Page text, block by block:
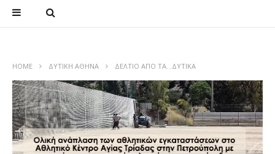
HOME ΔΥΤΙΚΉ ΑΘΉΝΑ ΔΕΛΤΙΟ ΑΠΟ ΤΑ…ΔΥΤΙΚΑ